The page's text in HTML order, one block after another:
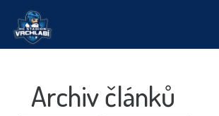
Archiv článků